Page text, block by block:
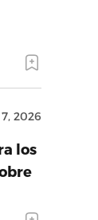
2026
los